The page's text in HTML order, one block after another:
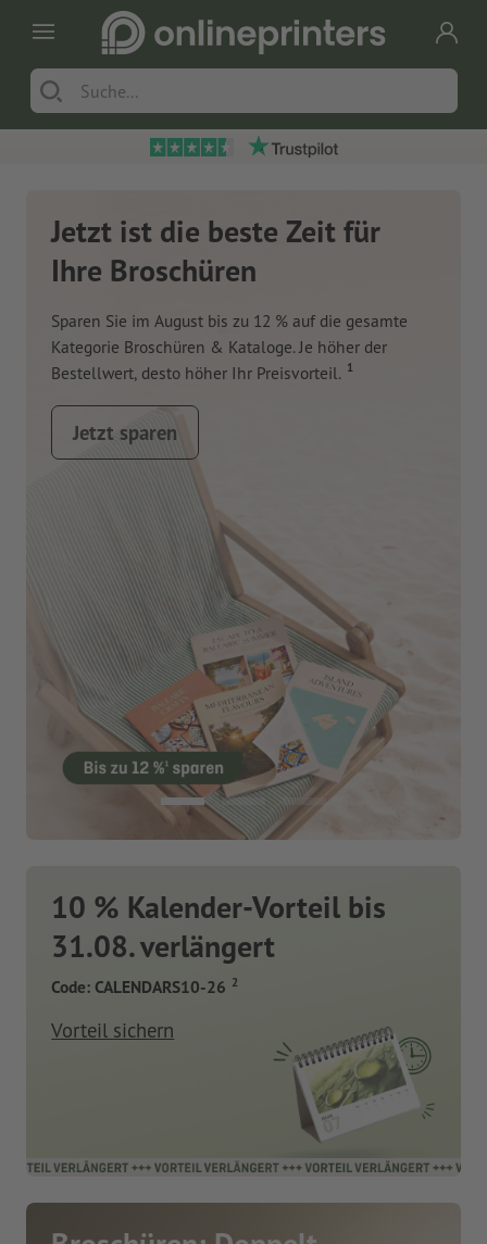
Jetzt ist die beste Zeit für
Ihre Broschüren
Sparen Sie im August bis zu 12 % auf die gesamte
Kategorie Broschüren & Kataloge. Je höher der
Bestellwert, desto höher Ihr Preisvorteil. 1
Jetzt sparen
10 % Kalender-Vorteil bis
31.08. verlängert
Code: CALENDARS10-26 2
Vorteil sichern